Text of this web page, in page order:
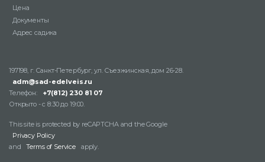
Цена
Документы
Адрес садика
197198, г. Санкт-Петербург, ул. Съезжинская, дом 26-28.
adm@sad-edelveis.ru
Телефон:
+7(812) 230 81 07
Открыто - с 8:30 до 19:00.
This site is protected by reCAPTCHA and the Google
Privacy Policy
and
Terms of Service apply.